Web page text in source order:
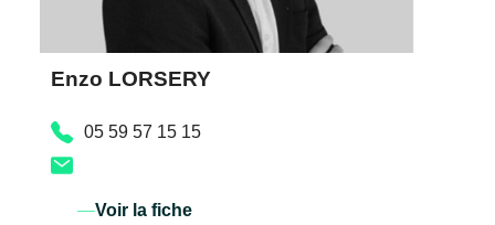
Enzo LORSERY
05 59 57 15 15
Voir la fiche